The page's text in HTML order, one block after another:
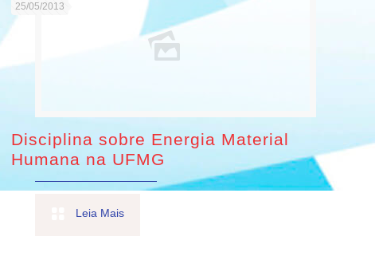
25/05/2013
Disciplina sobre Energia Material
Humana na UFMG
Leia Mais